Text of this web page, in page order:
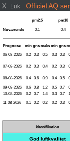
X Luk Officiel AQ
pm2.5 pm10
Nuværende
0.1 0.4
Prognose min gns maks min gns
06-08-2026
0.2 0.3 0.5 0.3 0.3
07-08-2026
0.2 0.3 0.4 0.2 0.3
08-08-2026
0.4 0.6 0.9 0.4 0.5
09-08-2026
0.6 0.8 1.2 0.5 0.7
10-08-2026
0.2 0.7 1.4 0.3 0.7
11-08-2026
0.1 0.2 0.2 0.2 0.3
klassifikation
God luftkvalitet